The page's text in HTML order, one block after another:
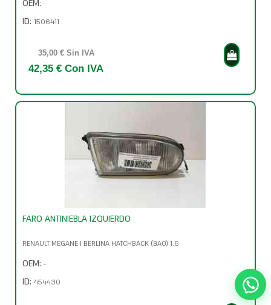
OEM: -
ID: 1506411
35,00 € Sin IVA
42,35 € Con IVA
FARO ANTINIEBLA IZQUIERDO
RENAULT MEGANE I BERLINA HATCHBACK (BA0) 1.6
OEM: -
ID: 454430